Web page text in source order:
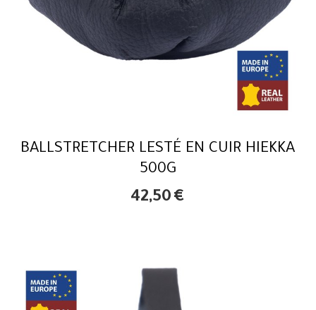
BALLSTRETCHER LESTÉ EN CUIR HIEKKA
500G
42,50 €